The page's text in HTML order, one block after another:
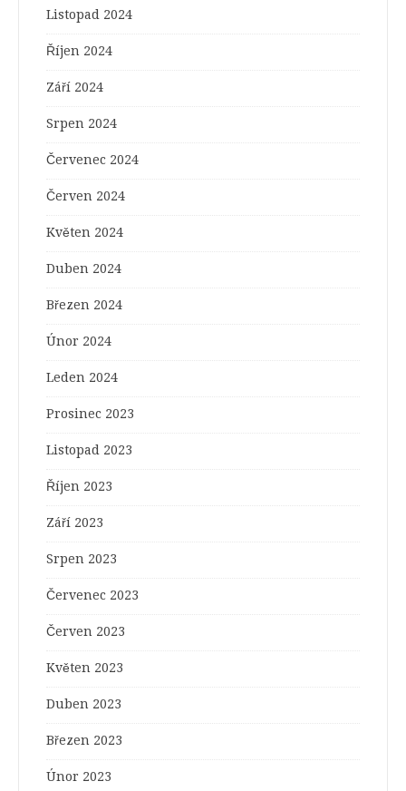
Listopad 2024
Říjen 2024
Září 2024
Srpen 2024
Červenec 2024
Červen 2024
Květen 2024
Duben 2024
Březen 2024
Únor 2024
Leden 2024
Prosinec 2023
Listopad 2023
Říjen 2023
Září 2023
Srpen 2023
Červenec 2023
Červen 2023
Květen 2023
Duben 2023
Březen 2023
Únor 2023